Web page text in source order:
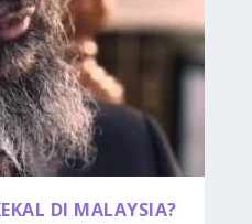
DI MALAYSIA?